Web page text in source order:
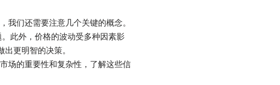
我们还需要注意几个关键的概念。
此外，价格的波动受多种因素影
更明智的决策。
场的重要性和复杂性，了解这些信